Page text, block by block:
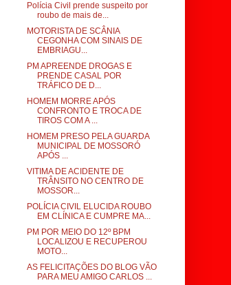
Polícia Civil prende suspeito por
roubo de mais de...
MOTORISTA DE SCÂNIA
CEGONHA COM SINAIS DE
EMBRIAGU...
PM APREENDE DROGAS E
PRENDE CASAL POR
TRÁFICO DE D...
HOMEM MORRE APÓS
CONFRONTO E TROCA DE
TIROS COM A ...
HOMEM PRESO PELA GUARDA
MUNICIPAL DE MOSSORÓ
APÓS ...
VITIMA DE ACIDENTE DE
TRÂNSITO NO CENTRO DE
MOSSOR...
POLÍCIA CIVIL ELUCIDA ROUBO
EM CLÍNICA E CUMPRE MA...
PM POR MEIO DO 12º BPM
LOCALIZOU E RECUPEROU
MOTO...
AS FELICITAÇÕES DO BLOG VÃO
PARA MEU AMIGO CARLOS ...